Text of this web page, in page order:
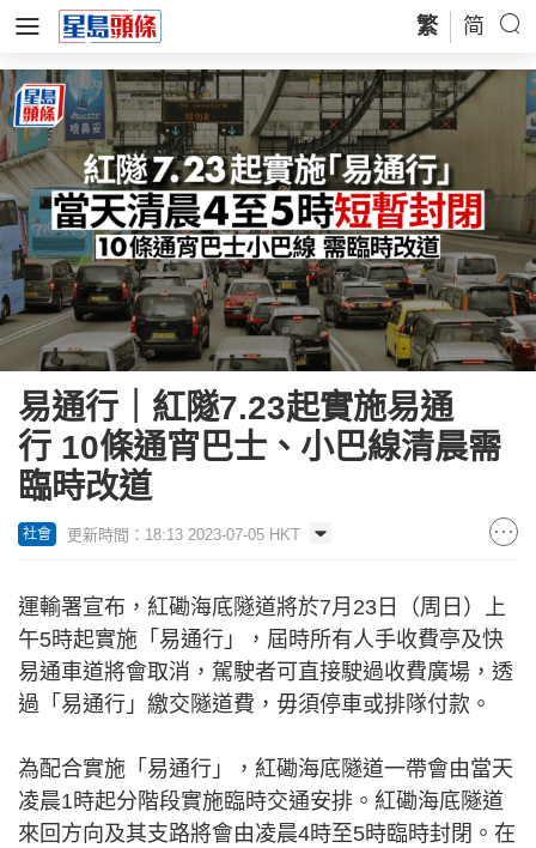
繁 简
易通行｜紅隧7.23起實施易通
行 10條通宵巴士、小巴線清晨需
臨時改道
社會 更新時間：18:13 2023-07-05 HKT
運輸署宣布，紅磡海底隧道將於7月23日（周日）上
午5時起實施「易通行」，屆時所有人手收費亭及快
易通車道將會取消，駕駛者可直接駛過收費廣場，透
過「易通行」繳交隧道費，毋須停車或排隊付款。
為配合實施「易通行」，紅磡海底隧道一帶會由當天
凌晨1時起分階段實施臨時交通安排。紅磡海底隧道
來回方向及其支路將會由凌晨4時至5時臨時封閉。在